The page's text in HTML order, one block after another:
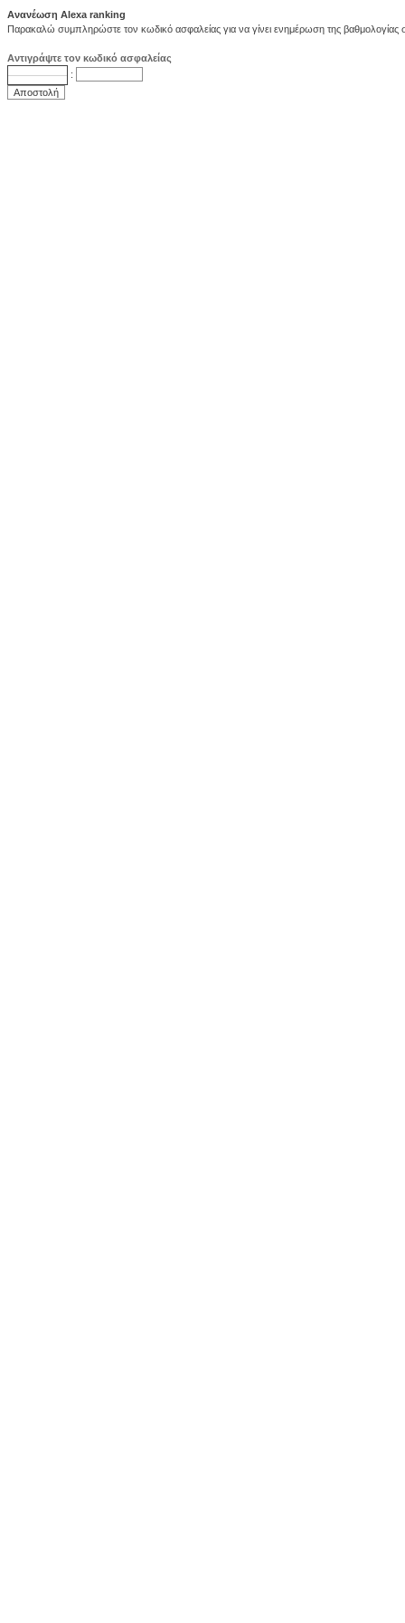
Ανανέωση Alexa ranking
Παρακαλώ συμπληρώστε τον κωδικό ασφαλείας για να γίνει ενημέρωση της βαθμολογίας
Αντιγράψτε τον κωδικό ασφαλείας
: